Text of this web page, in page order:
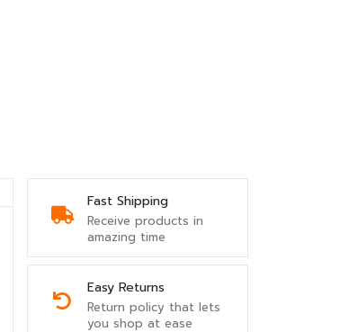
Fast Shipping
Receive products in
amazing time
Easy Returns
Return policy that lets
you shop at ease